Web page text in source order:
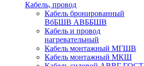
Кабель, провод
Кабель бронированный
ВбБШВ АВББШВ
Кабель и провод
нагревательный
Кабель монтажный МГШВ
Кабель монтажный МКШ